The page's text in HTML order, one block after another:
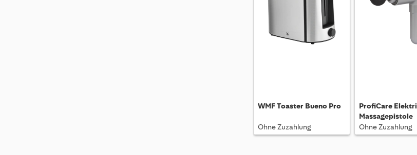
WMF Toaster Bueno Pro
Ohne Zuzahlung
ProfiCare
Massagepistole
Ohne Zuzahlung